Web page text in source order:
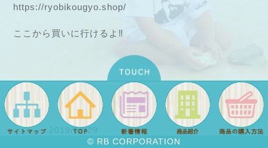
https://ryobikougyo.shop/
ここから買いに行けるよ‼
2019/09/29
© RB CORPORATION